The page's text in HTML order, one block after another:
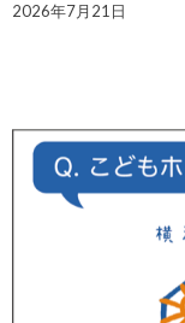
2026年7月21日